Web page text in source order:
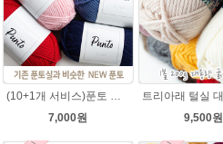
7,000원
9,500원